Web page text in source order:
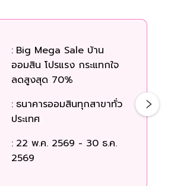
: Big Mega Sale บ้าน
ออมสิน โปรแรง กระแทกใจ
ลดสูงสุด 70%
: ธนาคารออมสินทุกสาขาทั่ว
ประเทศ
: 22 พ.ค. 2569 - 30 ธ.ค.
2569